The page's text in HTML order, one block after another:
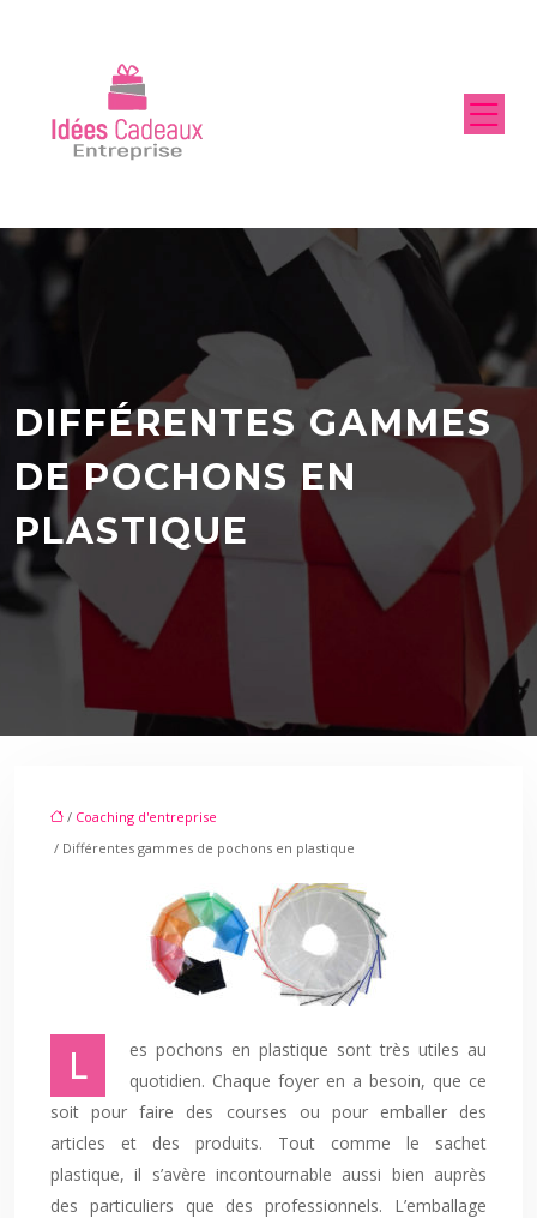
DIFFÉRENTES GAMMES
DE POCHONS EN
PLASTIQUE
/ Coaching d'entreprise
/ Différentes gammes de pochons en plastique
Les pochons en plastique sont très utiles au
quotidien. Chaque foyer en a besoin, que ce
soit pour faire des courses ou pour emballer des
articles et des produits. Tout comme le sachet
plastique, il s’avère incontournable aussi bien auprès
des particuliers que des professionnels. L’emballage